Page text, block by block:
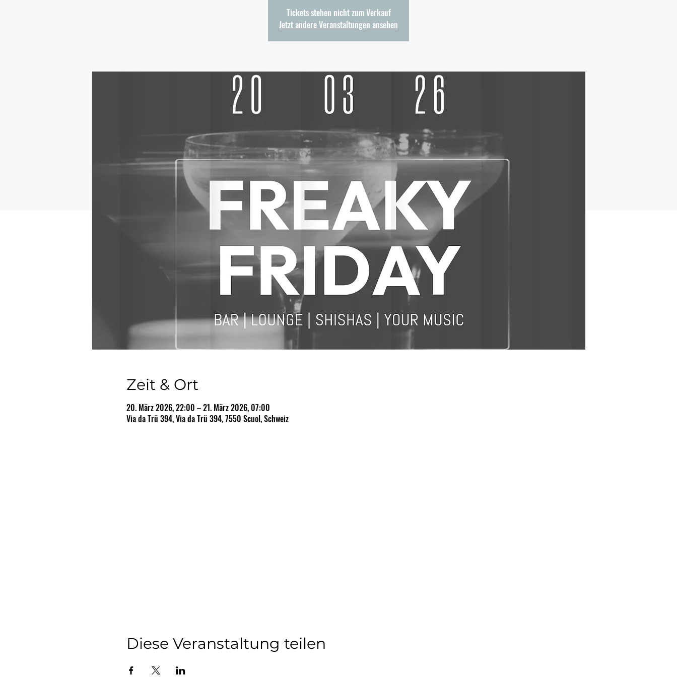
Tickets stehen nicht zum Verkauf
Jetzt andere Veranstaltungen ansehen
Zeit & Ort
20. März 2026, 22:00 – 21. März 2026, 07:00
Via da Trü 394, Via da Trü 394, 7550 Scuol, Schweiz
Diese Veranstaltung teilen